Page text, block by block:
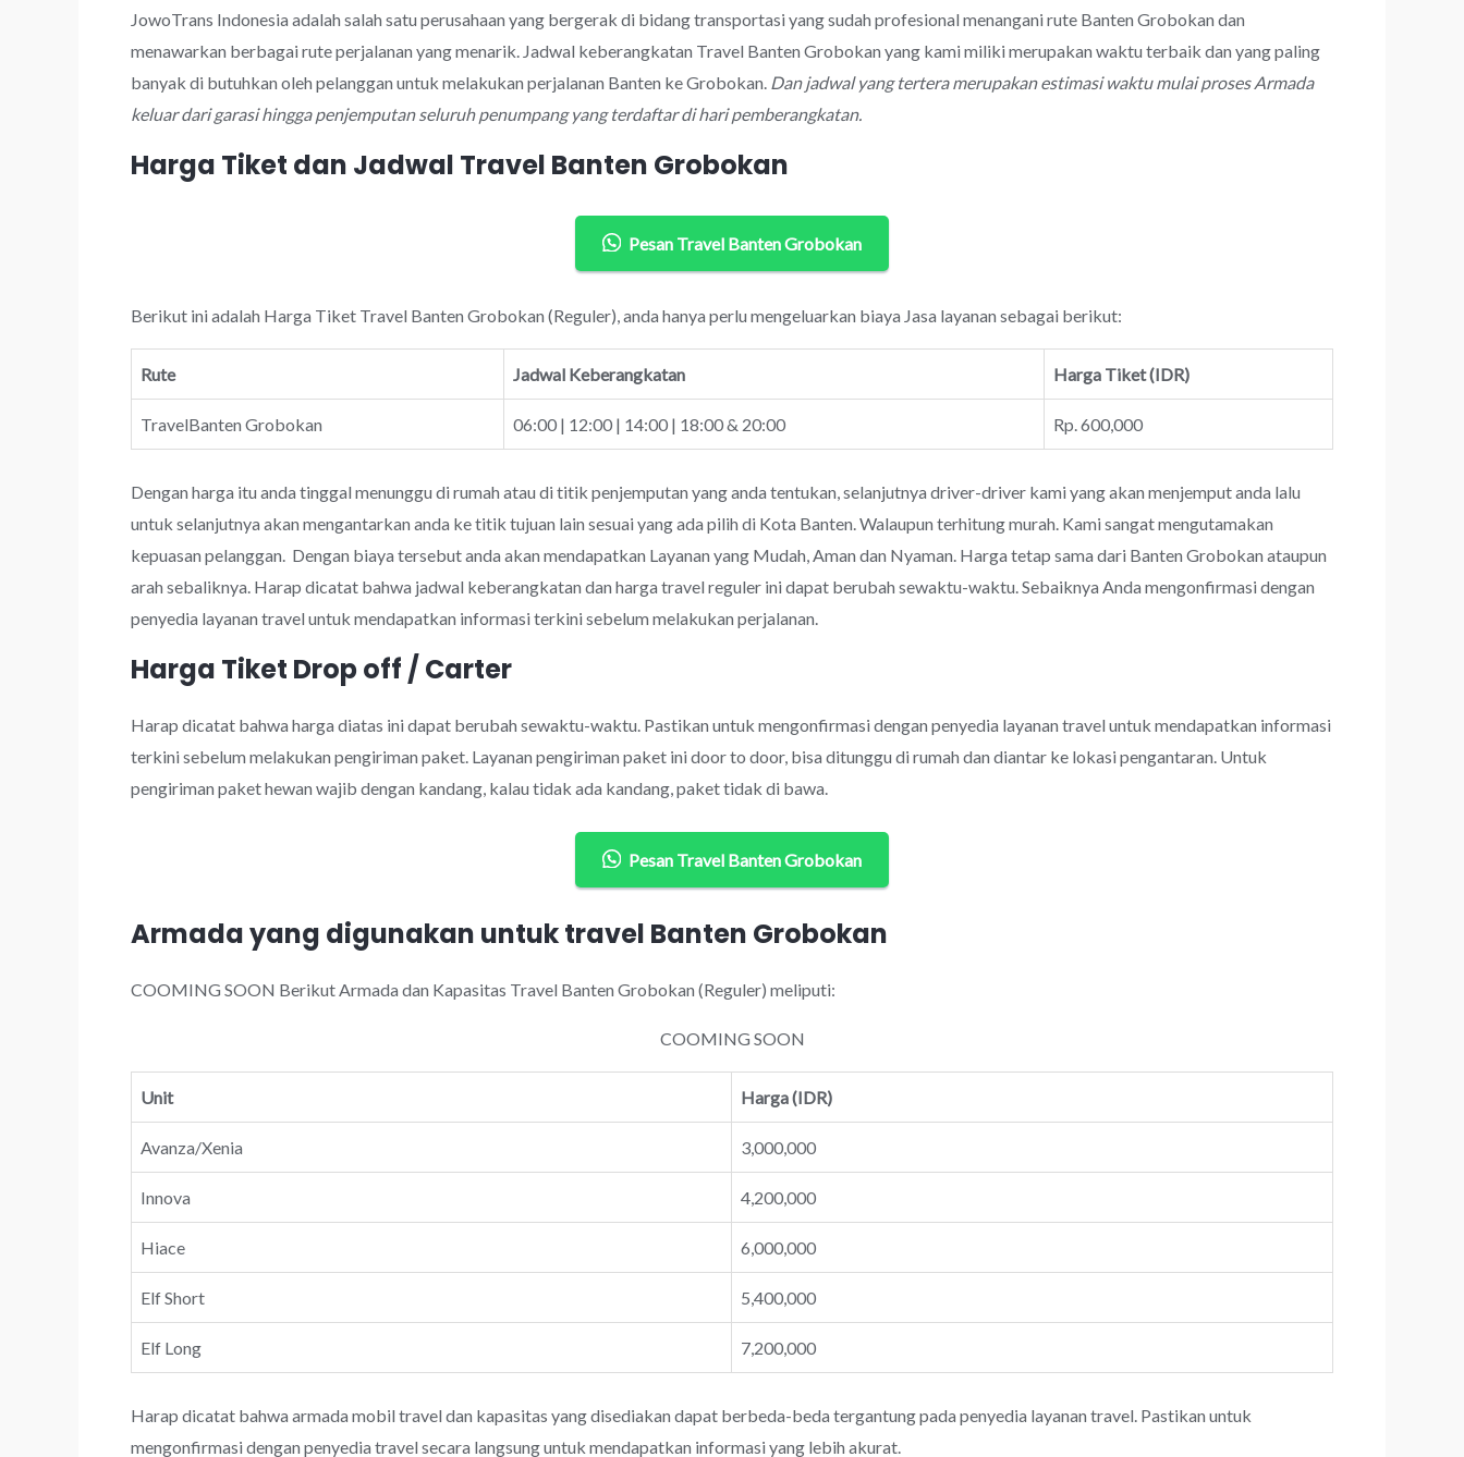
JowoTrans Indonesia adalah salah satu perusahaan yang bergerak di bidang transportasi yang sudah profesional menangani rute Banten Grobokan dan
menawarkan berbagai rute perjalanan yang menarik. Jadwal keberangkatan Travel Banten Grobokan yang kami miliki merupakan waktu terbaik dan yang paling
banyak di butuhkan oleh pelanggan untuk melakukan perjalanan Banten ke Grobokan. Dan jadwal yang tertera merupakan estimasi waktu mulai proses Armada
keluar dari garasi hingga penjemputan seluruh penumpang yang terdaftar di hari pemberangkatan.
Harga Tiket dan Jadwal Travel Banten Grobokan
Pesan Travel Banten Grobokan
Berikut ini adalah Harga Tiket Travel Banten Grobokan (Reguler), anda hanya perlu mengeluarkan biaya Jasa layanan sebagai berikut:
Rute Jadwal Keberangkatan Harga Tiket (IDR)
TravelBanten Grobokan 06:00 | 12:00 | 14:00 | 18:00 & 20:00 Rp. 600,000
Dengan harga itu anda tinggal menunggu di rumah atau di titik penjemputan yang anda tentukan, selanjutnya driver-driver kami yang akan menjemput anda lalu
untuk selanjutnya akan mengantarkan anda ke titik tujuan lain sesuai yang ada pilih di Kota Banten. Walaupun terhitung murah. Kami sangat mengutamakan
kepuasan pelanggan. Dengan biaya tersebut anda akan mendapatkan Layanan yang Mudah, Aman dan Nyaman. Harga tetap sama dari Banten Grobokan ataupun
arah sebaliknya. Harap dicatat bahwa jadwal keberangkatan dan harga travel reguler ini dapat berubah sewaktu-waktu. Sebaiknya Anda mengonfirmasi dengan
penyedia layanan travel untuk mendapatkan informasi terkini sebelum melakukan perjalanan.
Harga Tiket Drop off / Carter
Harap dicatat bahwa harga diatas ini dapat berubah sewaktu-waktu. Pastikan untuk mengonfirmasi dengan penyedia layanan travel untuk mendapatkan informasi
terkini sebelum melakukan pengiriman paket. Layanan pengiriman paket ini door to door, bisa ditunggu di rumah dan diantar ke lokasi pengantaran. Untuk
pengiriman paket hewan wajib dengan kandang, kalau tidak ada kandang, paket tidak di bawa.
Pesan Travel Banten Grobokan
Armada yang digunakan untuk travel Banten Grobokan
COOMING SOON Berikut Armada dan Kapasitas Travel Banten Grobokan (Reguler) meliputi:
COOMING SOON
Unit Harga (IDR)
Avanza/Xenia 3,000,000
Innova 4,200,000
Hiace 6,000,000
Elf Short 5,400,000
Elf Long 7,200,000
Harap dicatat bahwa armada mobil travel dan kapasitas yang disediakan dapat berbeda-beda tergantung pada penyedia layanan travel. Pastikan untuk
mengonfirmasi dengan penyedia travel secara langsung untuk mendapatkan informasi yang lebih akurat.